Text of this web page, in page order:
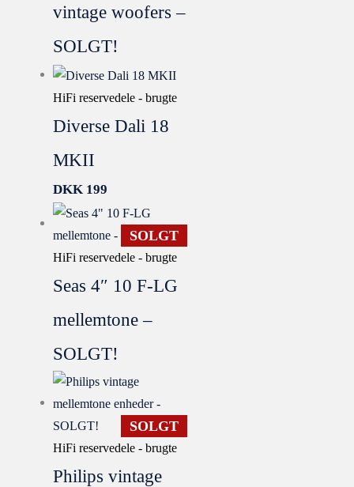
vintage woofers –
SOLGT!
HiFi reservedele - brugte
Diverse Dali 18
MKII
DKK199
SOLGT
HiFi reservedele - brugte
Seas 4″ 10 F-LG
mellemtone –
SOLGT!
SOLGT
HiFi reservedele - brugte
Philips vintage